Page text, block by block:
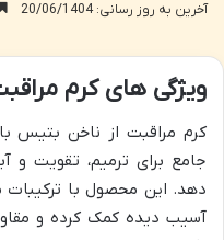
آخرین به روز رسانی: 20/06/1404
ویژگی های کرم
کرم مراقبت از ناخن بتیس
جامع برای ترمیم، تقویت و
دهد. این محصول با ترکیبات
آسیب دیده کمک کرده و